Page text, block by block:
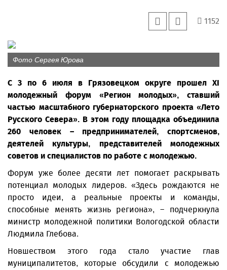
1152
Фото Сергея Юрова
С 3 по 6 июля в Грязовецком округе прошел XI
молодежный форум «Регион молодых», ставший
частью масштабного губернаторского проекта «Лето
Русского Севера». В этом году площадка объединила
260 человек – предпринимателей, спортсменов,
деятелей культуры, представителей молодежных
советов и специалистов по работе с молодежью.
Форум уже более десяти лет помогает раскрывать
потенциал молодых лидеров. «Здесь рождаются не
просто идеи, а реальные проекты и команды,
способные менять жизнь региона», – подчеркнула
министр молодежной политики Вологодской области
Людмила Глебова.
Новшеством этого года стало участие глав
муниципалитетов, которые обсудили с молодежью